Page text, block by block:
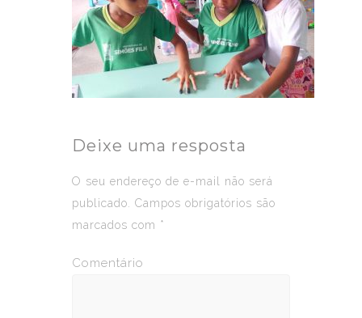
Deixe uma resposta
O seu endereço de e-mail não será
publicado.
Campos obrigatórios são
marcados com *
Comentário